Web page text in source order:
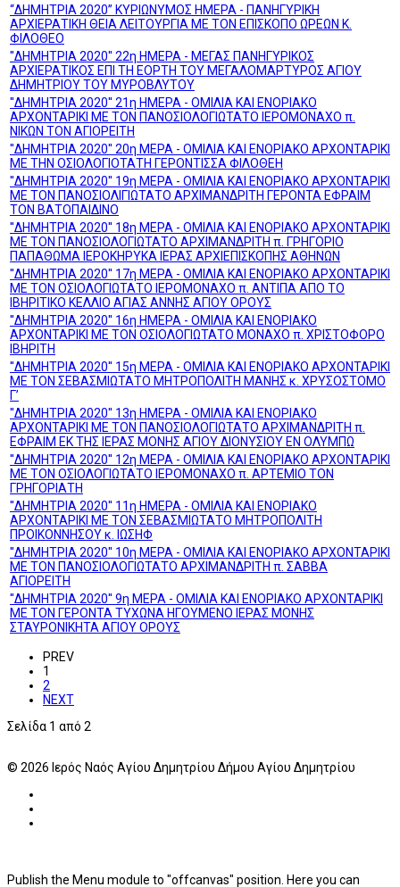
“ΔΗΜΗΤΡΙΑ 2020” ΚΥΡΙΩΝΥΜΟΣ ΗΜΕΡΑ - ΠΑΝΗΓΥΡΙΚΗ
ΑΡΧΙΕΡΑΤΙΚΗ ΘΕΙΑ ΛΕΙΤΟΥΡΓΙΑ ΜΕ ΤΟΝ ΕΠΙΣΚΟΠΟ ΩΡΕΩΝ Κ.
ΦΙΛΟΘΕΟ
''ΔΗΜΗΤΡΙΑ 2020'' 22η ΗΜΕΡΑ - ΜΕΓΑΣ ΠΑΝΗΓΥΡΙΚΟΣ
ΑΡΧΙΕΡΑΤΙΚΟΣ ΕΠΙ ΤΗ ΕΟΡΤΗ ΤΟΥ ΜΕΓΑΛΟΜΑΡΤΥΡΟΣ ΑΓΙΟΥ
ΔΗΜΗΤΡΙΟΥ ΤΟΥ ΜΥΡΟΒΛΥΤΟΥ
''ΔΗΜΗΤΡΙΑ 2020'' 21η ΗΜΕΡΑ - ΟΜΙΛΙΑ ΚΑΙ ΕΝΟΡΙΑΚΟ
ΑΡΧΟΝΤΑΡΙΚΙ ΜΕ ΤΟΝ ΠΑΝΟΣΙΟΛΟΓΙΩΤΑΤΟ ΙΕΡΟΜΟΝΑΧΟ π.
ΝΙΚΩΝ ΤΟΝ ΑΓΙΟΡΕΙΤΗ
''ΔΗΜΗΤΡΙΑ 2020'' 20η ΜΕΡΑ - ΟΜΙΛΙΑ ΚΑΙ ΕΝΟΡΙΑΚΟ ΑΡΧΟΝΤΑΡΙΚΙ
ΜΕ ΤΗΝ ΟΣΙΟΛΟΓΙΟΤΑΤΗ ΓΕΡΟΝΤΙΣΣΑ ΦΙΛΟΘΕΗ
''ΔΗΜΗΤΡΙΑ 2020'' 19η ΜΕΡΑ - ΟΜΙΛΙΑ ΚΑΙ ΕΝΟΡΙΑΚΟ ΑΡΧΟΝΤΑΡΙΚΙ
ΜΕ ΤΟΝ ΠΑΝΟΣΙΟΛΙΓΙΩΤΑΤΟ ΑΡΧΙΜΑΝΔΡΙΤΗ ΓΕΡΟΝΤΑ ΕΦΡΑΙΜ
ΤΟΝ ΒΑΤΟΠΑΙΔΙΝΟ
''ΔΗΜΗΤΡΙΑ 2020'' 18η ΜΕΡΑ - ΟΜΙΛΙΑ ΚΑΙ ΕΝΟΡΙΑΚΟ ΑΡΧΟΝΤΑΡΙΚΙ
ΜΕ ΤΟΝ ΠΑΝΟΣΙΟΛΟΓΙΩΤΑΤΟ ΑΡΧΙΜΑΝΔΡΙΤΗ π. ΓΡΗΓΟΡΙΟ
ΠΑΠΑΘΩΜΑ ΙΕΡΟΚΗΡΥΚΑ ΙΕΡΑΣ ΑΡΧΙΕΠΙΣΚΟΠΗΣ ΑΘΗΝΩΝ
''ΔΗΜΗΤΡΙΑ 2020'' 17η ΜΕΡΑ - ΟΜΙΛΙΑ ΚΑΙ ΕΝΟΡΙΑΚΟ ΑΡΧΟΝΤΑΡΙΚΙ
ΜΕ ΤΟΝ ΟΣΙΟΛΟΓΙΩΤΑΤΟ ΙΕΡΟΜΟΝΑΧΟ π. ΑΝΤΙΠΑ ΑΠΟ ΤΟ
ΙΒΗΡΙΤΙΚΟ ΚΕΛΛΙΟ ΑΓΙΑΣ ΑΝΝΗΣ ΑΓΙΟΥ ΟΡΟΥΣ
''ΔΗΜΗΤΡΙΑ 2020'' 16η ΗΜΕΡΑ - ΟΜΙΛΙΑ ΚΑΙ ΕΝΟΡΙΑΚΟ
ΑΡΧΟΝΤΑΡΙΚΙ ΜΕ ΤΟΝ ΟΣΙΟΛΟΓΙΩΤΑΤΟ ΜΟΝΑΧΟ π. ΧΡΙΣΤΟΦΟΡΟ
ΙΒΗΡΙΤΗ
''ΔΗΜΗΤΡΙΑ 2020'' 15η ΜΕΡΑ - ΟΜΙΛΙΑ ΚΑΙ ΕΝΟΡΙΑΚΟ ΑΡΧΟΝΤΑΡΙΚΙ
ΜΕ ΤΟΝ ΣΕΒΑΣΜΙΩΤΑΤΟ ΜΗΤΡΟΠΟΛΙΤΗ ΜΑΝΗΣ κ. ΧΡΥΣΟΣΤΟΜΟ
Γ’
''ΔΗΜΗΤΡΙΑ 2020'' 13η ΗΜΕΡΑ - ΟΜΙΛΙΑ ΚΑΙ ΕΝΟΡΙΑΚΟ
ΑΡΧΟΝΤΑΡΙΚΙ ΜΕ ΤΟΝ ΠΑΝΟΣΙΟΛΟΓΙΩΤΑΤΟ ΑΡΧΙΜΑΝΔΡΙΤΗ π.
ΕΦΡΑΙΜ ΕΚ ΤΗΣ ΙΕΡΑΣ ΜΟΝΗΣ ΑΓΙΟΥ ΔΙΟΝΥΣΙΟΥ ΕΝ ΟΛΥΜΠΩ
''ΔΗΜΗΤΡΙΑ 2020'' 12η ΜΕΡΑ - ΟΜΙΛΙΑ ΚΑΙ ΕΝΟΡΙΑΚΟ ΑΡΧΟΝΤΑΡΙΚΙ
ΜΕ ΤΟΝ ΟΣΙΟΛΟΓΙΩΤΑΤΟ ΙΕΡΟΜΟΝΑΧΟ π. ΑΡΤΕΜΙΟ ΤΟΝ
ΓΡΗΓΟΡΙΑΤΗ
''ΔΗΜΗΤΡΙΑ 2020'' 11η ΗΜΕΡΑ - ΟΜΙΛΙΑ ΚΑΙ ΕΝΟΡΙΑΚΟ
ΑΡΧΟΝΤΑΡΙΚΙ ΜΕ ΤΟΝ ΣΕΒΑΣΜΙΩΤΑΤΟ ΜΗΤΡΟΠΟΛΙΤΗ
ΠΡΟΙΚΟΝΝΗΣΟΥ κ. ΙΩΣΗΦ
''ΔΗΜΗΤΡΙΑ 2020'' 10η ΜΕΡΑ - ΟΜΙΛΙΑ ΚΑΙ ΕΝΟΡΙΑΚΟ ΑΡΧΟΝΤΑΡΙΚΙ
ΜΕ ΤΟΝ ΠΑΝΟΣΙΟΛΟΓΙΩΤΑΤΟ ΑΡΧΙΜΑΝΔΡΙΤΗ π. ΣΑΒΒΑ
ΑΓΙΟΡΕΙΤΗ
''ΔΗΜΗΤΡΙΑ 2020'' 9η ΜΕΡΑ - ΟΜΙΛΙΑ ΚΑΙ ΕΝΟΡΙΑΚΟ ΑΡΧΟΝΤΑΡΙΚΙ
ΜΕ ΤΟΝ ΓΕΡΟΝΤΑ ΤΥΧΩΝΑ ΗΓΟΥΜΕΝΟ ΙΕΡΑΣ ΜΟΝΗΣ
ΣΤΑΥΡΟΝΙΚΗΤΑ ΑΓΙΟΥ ΟΡΟΥΣ
PREV
1
2
NEXT
Σελίδα 1 από 2
© 2026 Ιερός Ναός Αγίου Δημητρίου Δήμου Αγίου Δημητρίου
Publish the Menu module to "offcanvas" position. Here you can